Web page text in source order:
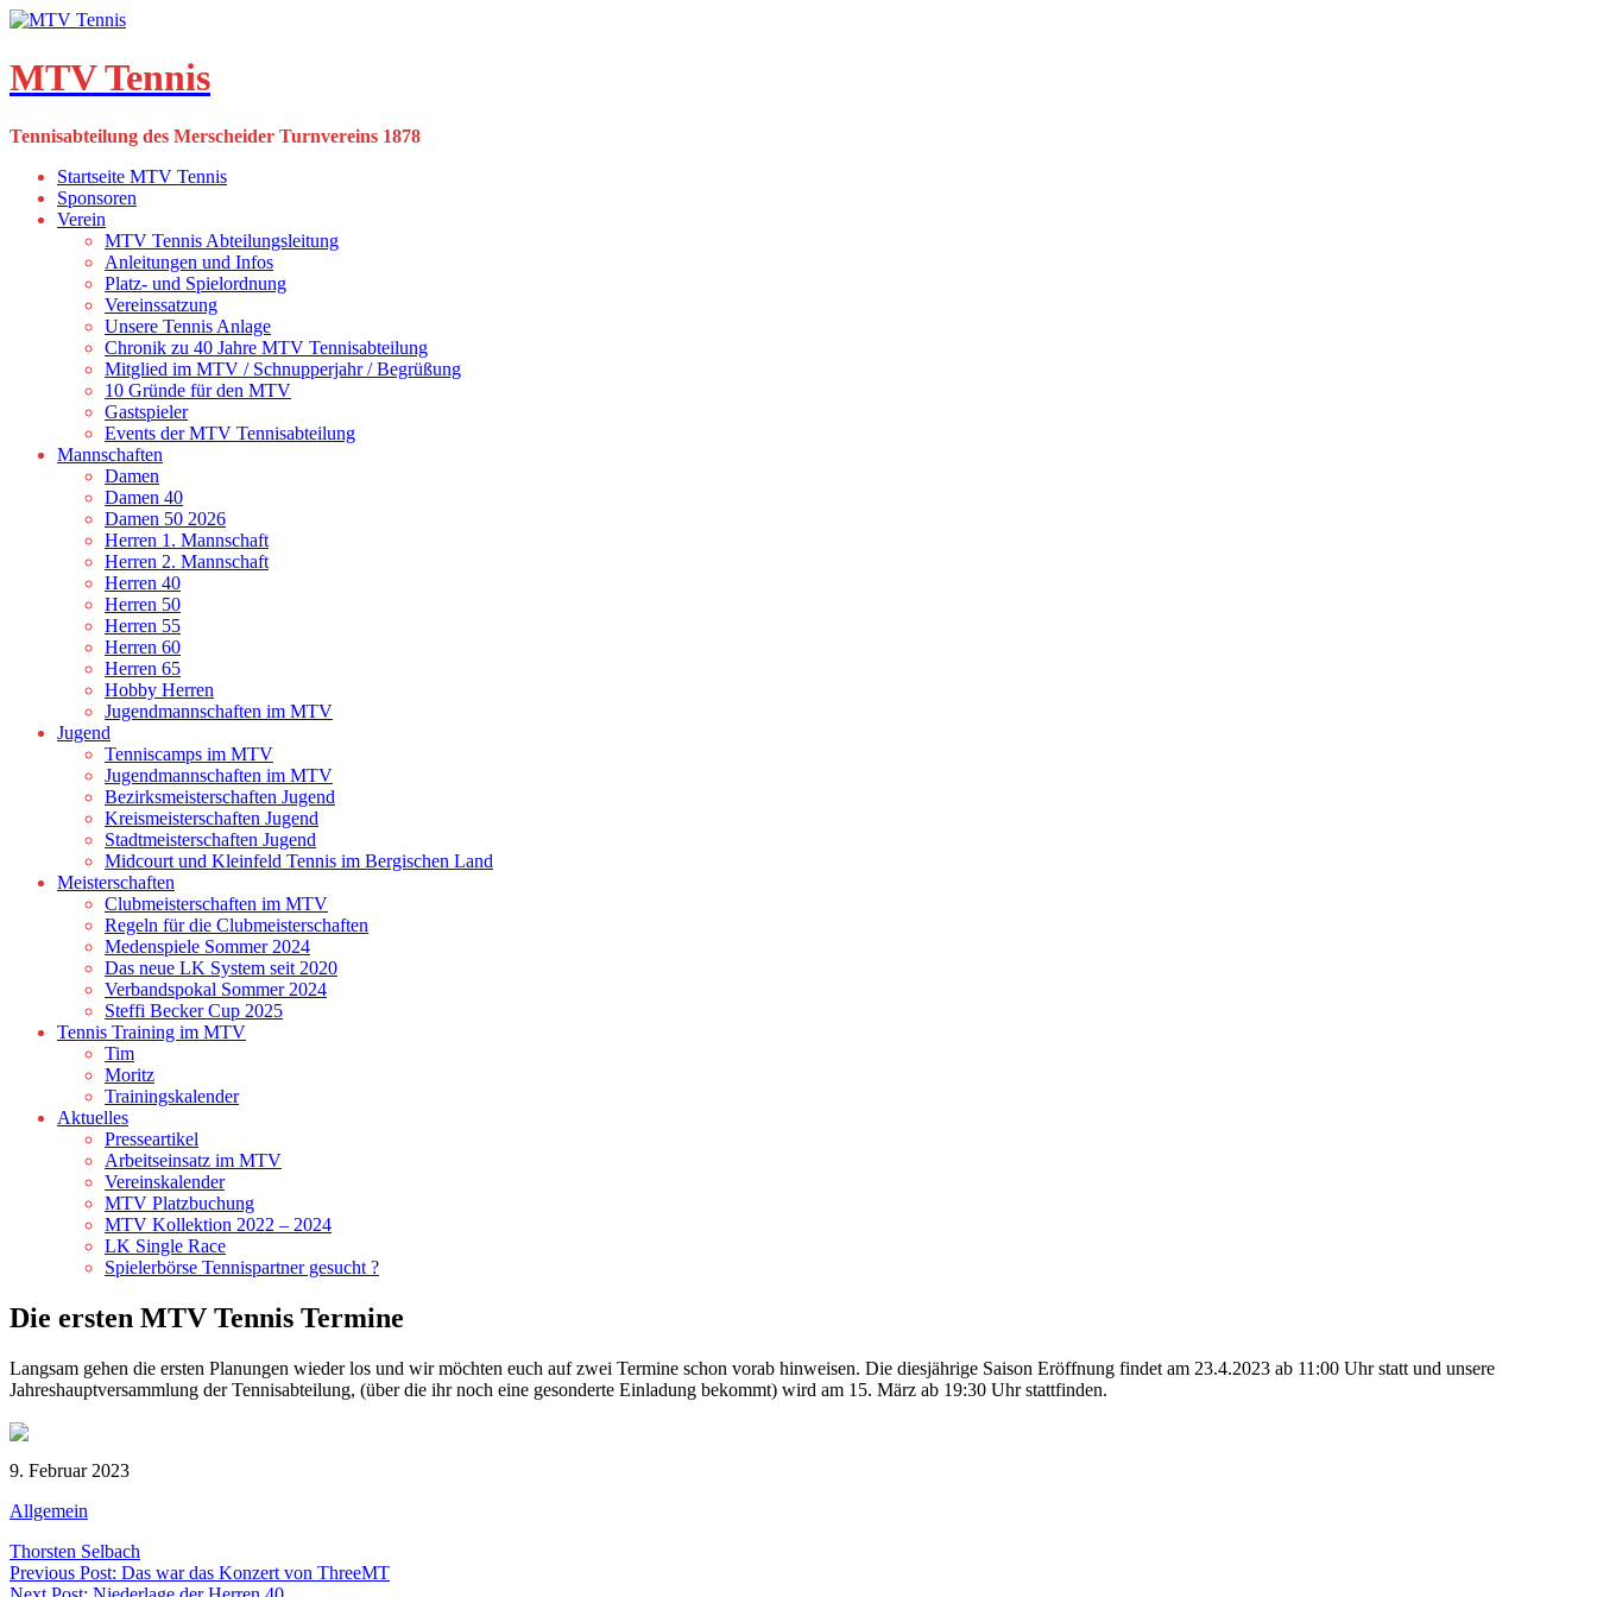
Skip
content
MTV Tennis
Tennisabteilung des Merscheider Turnvereins 1878
Startseite MTV Tennis
Sponsoren
Verein
MTV Tennis Abteilungsleitung
Anleitungen und Infos
Platz- und Spielordnung
Vereinssatzung
Unsere Tennis Anlage
Chronik zu 40 Jahre MTV Tennisabteilung
Mitglied im MTV / Schnupperjahr / Begrüßung
10 Gründe für den MTV
Gastspieler
Events der MTV Tennisabteilung
Mannschaften
Damen
Damen 40
Damen 50 2026
Herren 1. Mannschaft
Herren 2. Mannschaft
Herren 40
Herren 50
Herren 55
Herren 60
Herren 65
Hobby Herren
Jugendmannschaften im MTV
Jugend
Tenniscamps im MTV
Jugendmannschaften im MTV
Bezirksmeisterschaften Jugend
Kreismeisterschaften Jugend
Stadtmeisterschaften Jugend
Midcourt und Kleinfeld Tennis im Bergischen Land
Meisterschaften
Clubmeisterschaften im MTV
Regeln für die Clubmeisterschaften
Medenspiele Sommer 2024
Das neue LK System seit 2020
Verbandspokal Sommer 2024
Steffi Becker Cup 2025
Tennis Training im MTV
Tim
Moritz
Trainingskalender
Aktuelles
Presseartikel
Arbeitseinsatz im MTV
Vereinskalender
MTV Platzbuchung
MTV Kollektion 2022 – 2024
LK Single Race
Spielerbörse Tennispartner gesucht ?
Die ersten MTV Tennis Termine
Langsam gehen die ersten Planungen wieder los und wir möchten euch auf zwei Termine schon vorab hinweisen. Die diesjährige Saison Eröffnung findet am 23.4.2023 ab 11:00 Uhr statt und unsere
Jahreshauptversammlung der Tennisabteilung, (über die ihr noch eine gesonderte Einladung bekommt) wird am 15. März ab 19:30 Uhr stattfinden.
9. Februar 2023
Allgemein
Thorsten Selbach
Beitragsnavigation
Previous Post: Das war das Konzert von ThreeMT